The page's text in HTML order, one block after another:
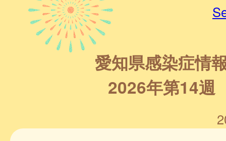
愛知県感染症情
2026年第14週